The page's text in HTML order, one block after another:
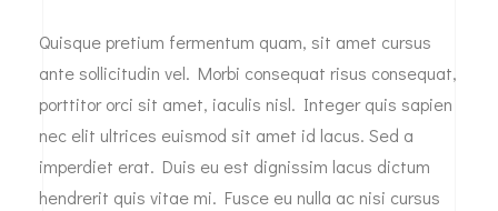
Quisque pretium fermentum quam, sit amet cursus
ante sollicitudin vel. Morbi consequat risus consequat,
porttitor orci sit amet, iaculis nisl. Integer quis sapien
nec elit ultrices euismod sit amet id lacus. Sed a
imperdiet erat. Duis eu est dignissim lacus dictum
hendrerit quis vitae mi. Fusce eu nulla ac nisi cursus